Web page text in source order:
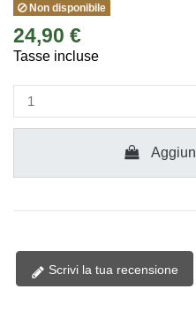
Non disponibile
24,90 €
Tasse incluse
Scrivi la tua recensione